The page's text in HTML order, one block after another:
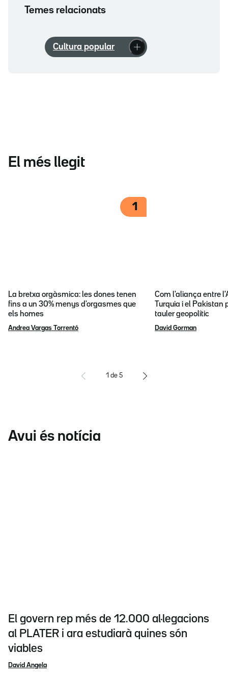
Temes relacionats
Cultura popular
El més llegit
1
La bretxa orgàsmica: les dones tenen
fins a un 30% menys d'orgasmes que
els homes
Andrea Vargas Torrentó
Com l'aliança entre
Turquia i el Pakistan
tauler geopolític
David Gorman
1 de 5
Avui és notícia
El govern rep més de 12.000 al·legacions
al PLATER i ara estudiarà quines són
viables
David Angela